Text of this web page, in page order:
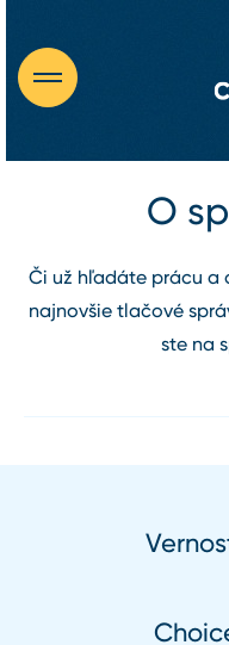
O
Či už hľadáte prácu a
najnovšie tlačové
ste na